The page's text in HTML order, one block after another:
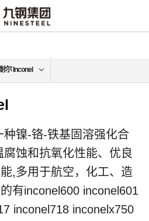
尔 Inconel
镍-铬-铁基固溶强化合
蚀和抗氧化性能、优良
,多用于航空，化工、造
有inconel600 inconel601
inconel718 inconelx750